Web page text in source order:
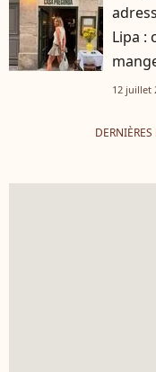
Lipa :
12 juillet